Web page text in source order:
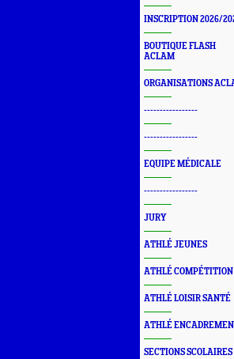
INSCRIPTION 2026/
BOUTIQUE FLASH
ACLAM
ORGANISATIONS
-----------------
-----------------
EQUIPE MÉDICALE
-----------------
JURY
ATHLÉ JEUNES
ATHLÉ COMPÉTITION
ATHLÉ LOISIR SANTÉ
ATHLÉ
SECTIONS SCOLAIRES